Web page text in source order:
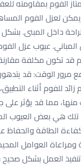
الفوم بمقاومته
لعزل الفوم
داخل المبنى.
عيوب عزل
قد تكون مكلفة
الوقت: قد
زائد للفوم أثناء
مما قد يؤثر على
هي بعض العيوب
الطاقة والحفاظ على
ومراعاة العوامل
العمل بشكل